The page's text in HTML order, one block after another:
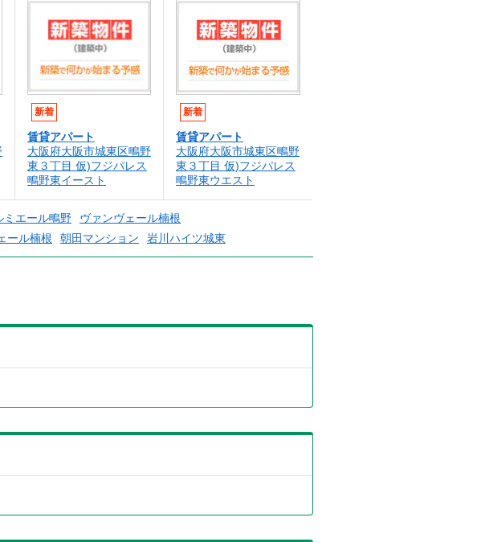
新着
賃貸アパート
大阪府大阪市城東区鴫野
東３丁目 仮)フジパレス
鴫野東イースト
新着
賃貸アパート
大阪府大阪市城東区鴫野
東３丁目 仮)フジパレス
鴫野東ウエスト
ミエール鴫野
ヴァンヴェール楠根
ール楠根 朝田マンション 岩川ハイツ城東